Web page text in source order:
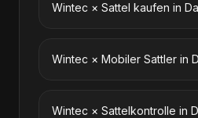
Wintec × Sattel kaufen in
Wintec × Mobiler Sattler in
Wintec × Sattelkontrolle in